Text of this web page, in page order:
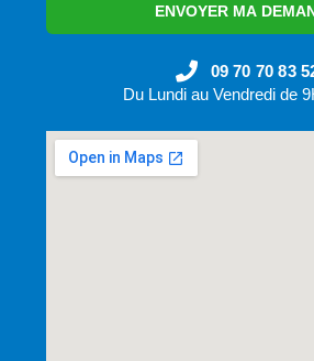
ENVOYER MA
09 70 70 83
Du Lundi au Vendredi de